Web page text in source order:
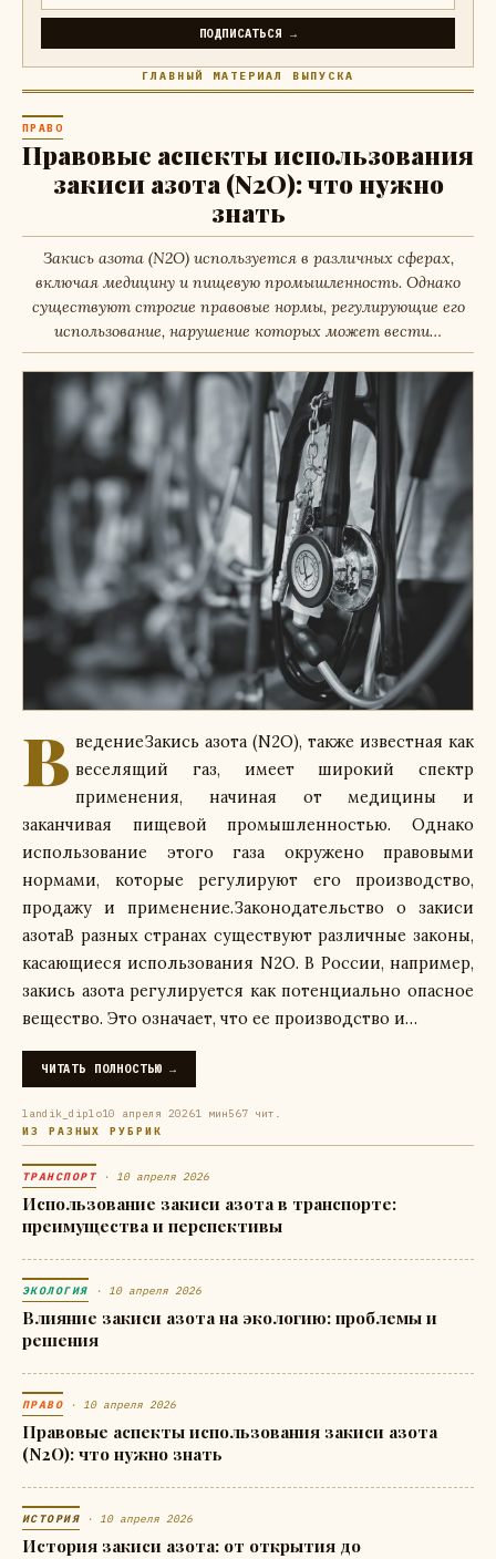
ПОДПИСАТЬСЯ →
ГЛАВНЫЙ МАТЕРИАЛ ВЫПУСКА
ПРАВО
Правовые аспекты использования
закиси азота (N2O): что нужно
знать
Закись азота (N2O) используется в различных сферах,
включая медицину и пищевую промышленность. Однако
существуют строгие правовые нормы, регулирующие его
использование, нарушение которых может вести…
В ведениеЗакись азота (N2O), также известная как
веселящий газ, имеет широкий спектр
применения, начиная от медицины и
заканчивая пищевой промышленностью. Однако
использование этого газа окружено правовыми
нормами, которые регулируют его производство,
продажу и применение.Законодательство о закиси
азотаВ разных странах существуют различные законы,
касающиеся использования N2O. В России, например,
закись азота регулируется как потенциально опасное
вещество. Это означает, что ее производство и…
ЧИТАТЬ ПОЛНОСТЬЮ →
landik_diplo10 апреля 20261 мин567 чит.
ИЗ РАЗНЫХ РУБРИК
ТРАНСПОРТ· 10 апреля 2026
Использование закиси азота в транспорте:
преимущества и перспективы
ЭКОЛОГИЯ · 10 апреля 2026
Влияние закиси азота на экологию: проблемы и
решения
ПРАВО · 10 апреля 2026
Правовые аспекты использования закиси азота
(N2O): что нужно знать
ИСТОРИЯ · 10 апреля 2026
История закиси азота: от открытия до